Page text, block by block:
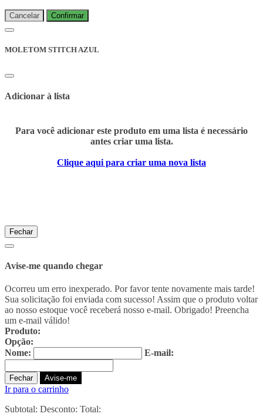
Cancelar Confirmar
MOLETOM STITCH AZUL
Adicionar à lista
Para você adicionar este produto em uma lista é necessário
antes criar uma lista.
Clique aqui para criar uma nova lista
Fechar
Avise-me quando chegar
Ocorreu um erro inexperado. Por favor tente novamente mais tarde!
Sua solicitação foi enviada com sucesso! Assim que o produto voltar
ao nosso estoque você receberá nosso e-mail. Obrigado! Preencha
um e-mail válido!
Produto:
Opção:
Nome:
E-mail:
Fechar Avise-me
Ir para o carrinho
Subtotal: Desconto: Total: